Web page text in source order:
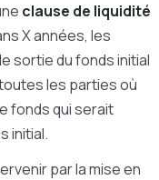
clause de liquidité
X années, les
sortie du fonds initial
les parties où
fonds qui serait
initial.
par la mise en